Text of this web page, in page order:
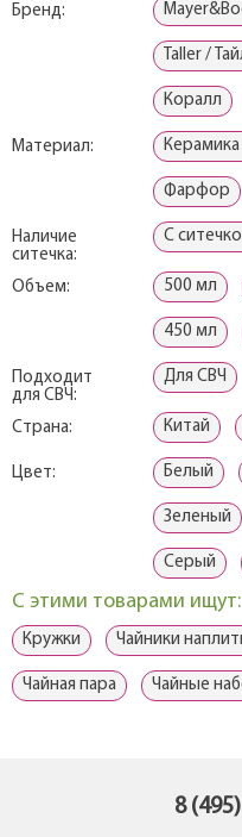
Бренд:
Taller /
Коралл
Материал:
Фарфор
Наличие
ситечка:
С
Объем: 500 мл
450 мл
Подходит
для СВЧ:
Для СВЧ
Страна: Китай
Цвет: Белый
Зеленый
Серый
С этими товарами ищут:
Кружки Чайники
Чайная пара Чайные
8